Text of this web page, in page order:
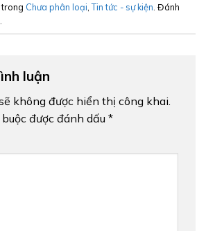
Chưa phân loại ,Tin tức - sự kiện . Đánh
luận
không được hiển thị công khai.
được đánh dấu *